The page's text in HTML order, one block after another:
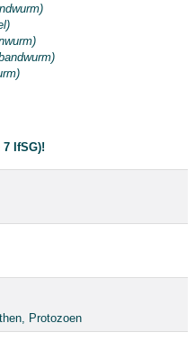
IfSG)!
Protozoen